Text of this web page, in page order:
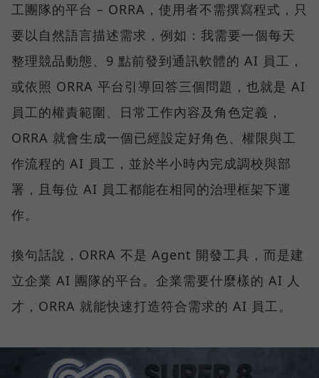
工團隊的平台 – ORRA，使用者不需撰寫程式，只
要以自然語言描述需求，例如：我需要一個每天
整理競品動態、9 點前發到通訊軟體的 AI 員工，
或依照 ORRA 平台引導回答三個問題，也就是 AI
員工的權責範圍、日常工作內容及角色定義，
ORRA 就會生成一個已經設定好角色、權限與工
作流程的 AI 員工，並於半小時內完成調校與部
署，且每位 AI 員工都能在相同的治理框架下運
作。
換句話說，ORRA 不是 Agent 開發工具，而是建
立企業 AI 團隊的平台。企業需要什麼樣的 AI 人
才，ORRA 就能快速打造符合需求的 AI 員工。